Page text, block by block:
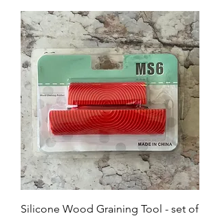
Silicone Wood Graining Tool - set of